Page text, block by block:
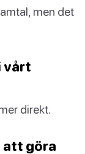
men det
vårt
direkt.
att göra